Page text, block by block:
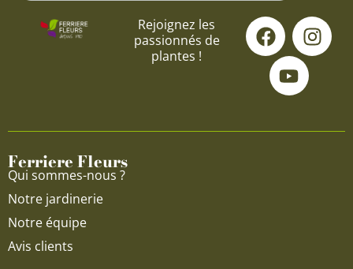
Rejoignez les
passionnés de
plantes !
F
a
c
e
o
I
n
s
g
Y
o
u
t
u
b
Ferriere Fleurs
Qui sommes-nous ?
Notre jardinerie
Notre équipe
Avis clients